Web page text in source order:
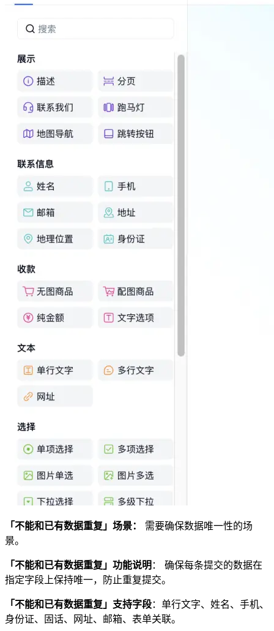
「不能和已有数据重复」场景：
需要确保数据唯一性的场
景。
「不能和已有数据重复」功能说明 ： 确保每条提交的数据在
指定字段上保持唯一，防止重复提交。
「不能和已有数据重复」支持字段：单行文字、姓名、手机、
身份证、固话、网址、邮箱、表单关联。